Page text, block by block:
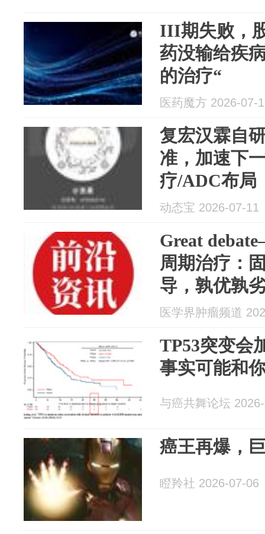
III期失败，
药没输给疾
的治疗“
医药魔方 2026-07-
复宏汉霖自
准，加速下
疗/ADC布局
动态宝 2026-07-11
Great
周期治疗：
导，孰优孰
正解！
医学界肿瘤频道
TP53突变会
事实可能和
与癌共舞论坛
癌王再爆，
瞪羚社 2026-07-06